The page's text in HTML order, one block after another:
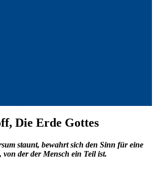
Die Erde Gottes
staunt, bewahrt sich den Sinn für eine
von der der Mensch ein Teil ist.